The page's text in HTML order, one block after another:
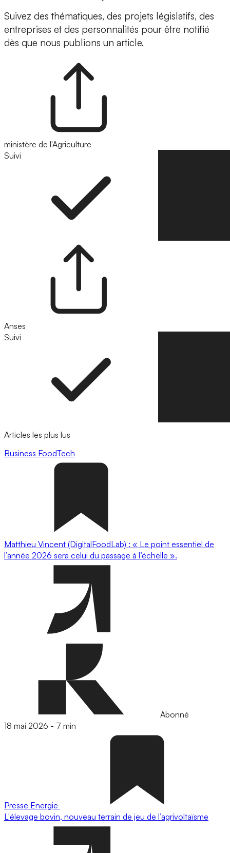
Suivez des thématiques, des projets législatifs, des
entreprises et des personnalités pour être notifié
dès que nous publions un article.
ministère de l'Agriculture
Suivi
Anses
Suivi
Articles les plus lus
Business FoodTech
Matthieu Vincent (DigitalFoodLab) : « Le point essentiel de
l’année 2026 sera celui du passage à l’échelle ».
Abonné
18 mai 2026 - 7 min
Presse Energie
L'élevage bovin, nouveau terrain de jeu de l’agrivoltaïsme